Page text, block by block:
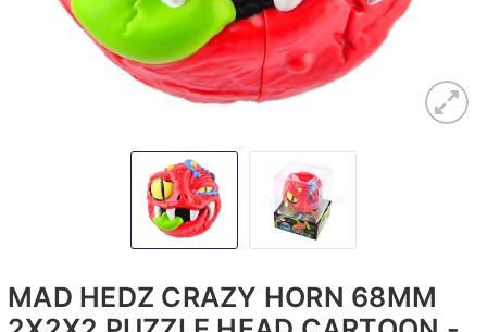
MAD HEDZ CRAZY HORN 68MM